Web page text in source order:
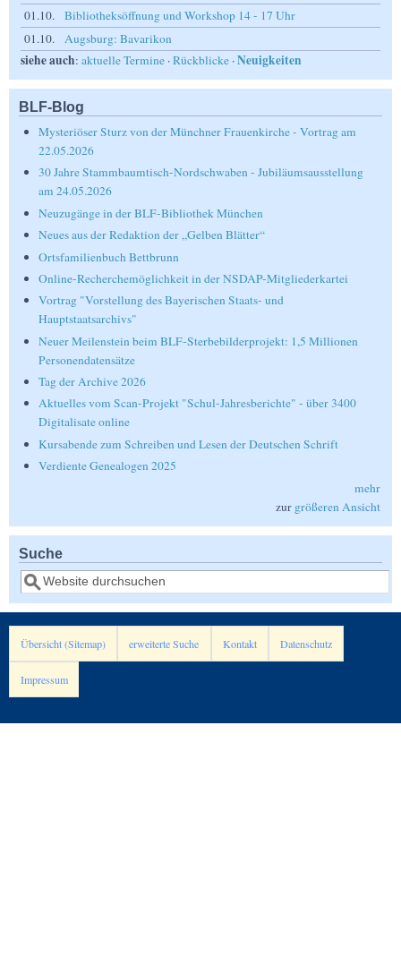
01.10.
Bibliotheksöffnung und Workshop 14 - 17 Uhr
01.10.
Augsburg: Bavarikon
siehe auch: aktuelle Termine ·Rückblicke ·Neuigkeiten
BLF-Blog
Mysteriöser Sturz von der Münchner Frauenkirche - Vortrag am
22.05.2026
30 Jahre Stammbaumtisch-Nordschwaben - Jubiläumsausstellung
am 24.05.2026
Neuzugänge in der BLF-Bibliothek München
Neues aus der Redaktion der „Gelben Blätter“
Ortsfamilienbuch Bettbrunn
Online-Recherchemöglichkeit in der NSDAP-Mitgliederkartei
Vortrag "Vorstellung des Bayerischen Staats- und
Hauptstaatsarchivs"
Neuer Meilenstein beim BLF-Sterbebilderprojekt: 1,5 Millionen
Personendatensätze
Tag der Archive 2026
Aktuelles vom Scan-Projekt "Schul-Jahresberichte" - über 3400
Digitalisate online
Kursabende zum Schreiben und Lesen der Deutschen Schrift
Verdiente Genealogen 2025
mehr
zur größeren Ansicht
Suche
Suche
Übersicht (Sitemap) erweiterte Suche Kontakt Datenschutz
Impressum